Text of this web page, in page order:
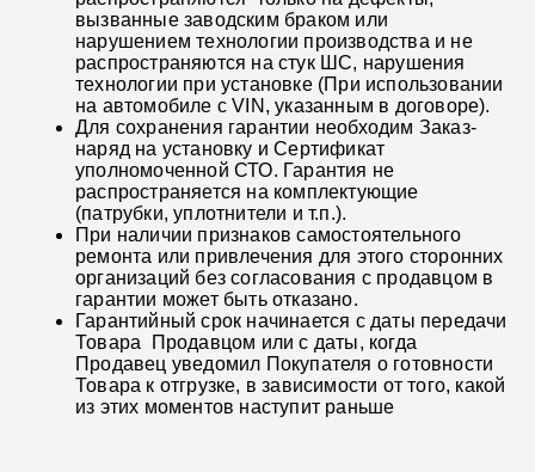
вызванные заводским браком или
нарушением технологии производства и не
распространяются на стук ШС, нарушения
технологии при установке (При использовании
на автомобиле с VIN, указанным в договоре).
Для сохранения гарантии необходим Заказ-
наряд на установку и Сертификат
уполномоченной СТО. Гарантия не
распространяется на комплектующие
(патрубки, уплотнители и т.п.).
При наличии признаков самостоятельного
ремонта или привлечения для этого сторонних
организаций без согласования с продавцом в
гарантии может быть отказано.
Гарантийный срок начинается с даты передачи
Товара Продавцом или с даты, когда
Продавец уведомил Покупателя о готовности
Товара к отгрузке, в зависимости от того, какой
из этих моментов наступит раньше